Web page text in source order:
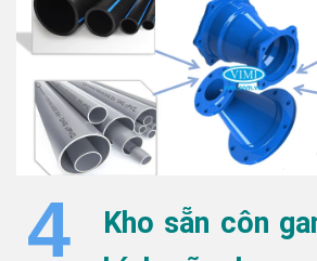
4
Kho sẵn côn